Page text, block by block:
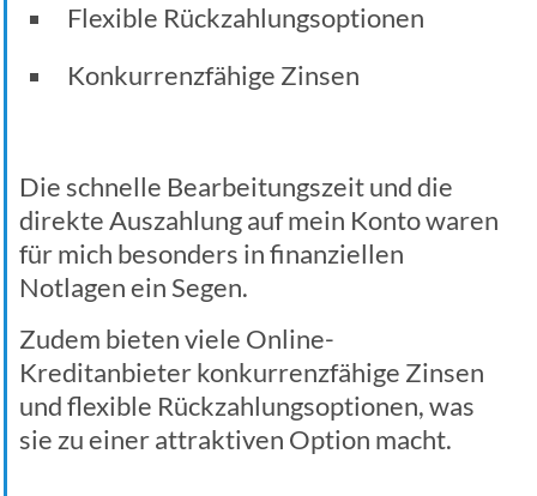
Flexible Rückzahlungsoptionen
Konkurrenzfähige Zinsen
Die schnelle Bearbeitungszeit und die
direkte Auszahlung auf mein Konto waren
für mich besonders in finanziellen
Notlagen ein Segen.
Zudem bieten viele Online-
Kreditanbieter konkurrenzfähige Zinsen
und flexible Rückzahlungsoptionen, was
sie zu einer attraktiven Option macht.